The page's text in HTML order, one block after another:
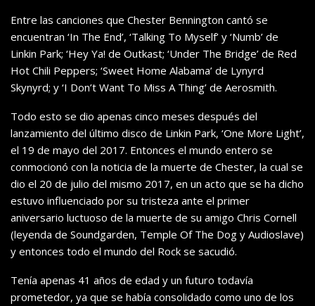
Entre las canciones que Chester Bennington cantó se
encuentran ‘In The End’, ‘Talking To Myself’ y ‘Numb’ de
Linkin Park; ‘Hey Ya! de Outkast; ‘Under The Bridge’ de Red
Hot Chili Peppers; ‘Sweet Home Alabama’ de Lynyrd
Skynyrd; y ‘I Don’t Want To Miss A Thing’ de Aerosmith.
Todo esto se dio apenas cinco meses después del
lanzamiento del último disco de Linkin Park, ‘One More Light’,
el 19 de mayo del 2017. Entonces el mundo entero se
conmocionó con la noticia de la muerte de Chester, la cual se
dio el 20 de julio del mismo 2017, en un acto que se ha dicho
estuvo influenciado por su tristeza ante el primer
aniversario luctuoso de la muerte de su amigo Chris Cornell
(leyenda de Soundgarden, Temple Of The Dog y Audioslave)
y entonces todo el mundo del Rock se sacudió.
Tenía apenas 41 años de edad y un futuro todavía
prometedor, ya que se había consolidado como uno de los